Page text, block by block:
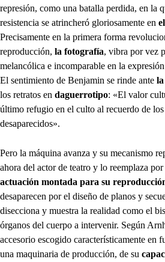
represión, como una batalla perdida, en la
resistencia se atrincheró gloriosamente en
Precisamente en la primera forma
reproducción, la fotografía, vibra por vez
melancólica e incomparable en la
El sentimiento de Benjamin se rinde ante
los retratos en daguerrotipo: «El valor
último refugio en el culto al recuerdo de
desaparecidos».
Pero la máquina avanza y su mecanismo
ahora del actor de teatro y lo reemplaza
actuación montada para su
desaparecen por el diseño de planos y
disecciona y muestra la realidad como el
órganos del cuerpo a intervenir. Según
accesorio escogido característicamente en
una maquinaria de producción, de su